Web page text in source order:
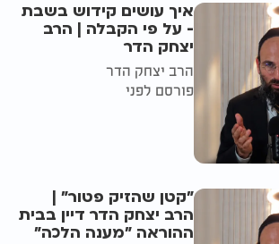
איך עושים קידוש בשבת
- על פי הקבלה | הרב
יצחק הדר
הרב יצחק הדר
פורסם לפני
"קטן שהזיק פטור" |
הרב יצחק הדר דיין בבית
ההוראה "מענה הלכה"